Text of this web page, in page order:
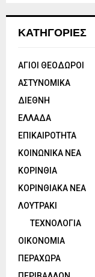
ΚΑΤΗΓΟΡΙΕΣ
ΑΓΙΟΙ ΘΕΟΔΩΡΟΙ
ΑΣΤΥΝΟΜΙΚΑ
ΔΙΕΘΝΗ
ΕΛΛΑΔΑ
ΕΠΙΚΑΙΡΟΤΗΤΑ
ΚΟΙΝΩΝΙΚΑ ΝΕΑ
ΚΟΡΙΝΘΙΑ
ΚΟΡΙΝΘΙΑΚΑ ΝΕΑ
ΛΟΥΤΡΑΚΙ
ΤΕΧΝΟΛΟΓΙΑ
ΟΙΚΟΝΟΜΙΑ
ΠΕΡΑΧΩΡΑ